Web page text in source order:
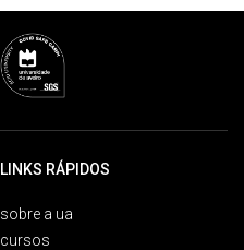
LINKS RÁPIDOS
sobre a ua
cursos